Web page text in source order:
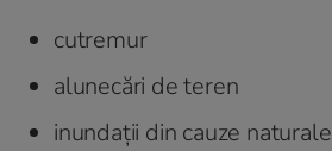
cutremur
alunecări de teren
inundații din cauze naturale